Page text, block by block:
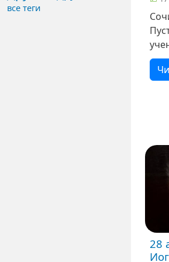
для
28
все теги